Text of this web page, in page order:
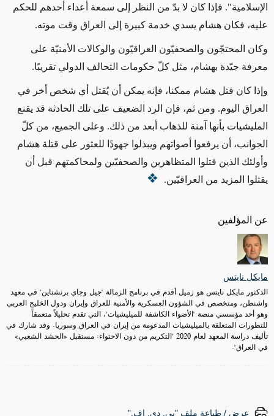
عن المؤلفين
مايكل نايتس
الدكتور مايكل نايتس هو زميل أقدم في برنامج الزمالة "جيل وجاي برنشتاين" في معهد
واشنطن، ومتخصص في الشؤون العسكرية والأمنية للعراق وإيران ودول الخليج العربي
وهو أحد مؤسسي منصة "الأضواء الكاشفة للميليشيات"، التي تقدم تحليلاً متعمقاً
للتطورات المتعلقة بالميليشيات المدعومة من إيران في العراق وسوريا. وقد شارك في
تأليف دراسة المعهد لعام 2020 "التكريم من دون الاحتواء: مستقبل «الحشد الشعبي»
في العراق".
الإسلامية". فإذا كان لا بدّ من النظر إلى سمعة أعداء أحدهم للحكم
عليه، فكان هشام يسدي خدمة كبيرة إلى العراق وقت موته.
وكان المحتجّون والصحفيّون العراقيّون والوكالات الأمنيّة على
معرفة جيّدة بهشام، مثل كلّ حكومات التحالف الدولي تقريبًا.
وإذا كان قتل هشام ممكنا، فإنه يمكن أن يُقتل أي شخص أخر في
العراق اليوم. ومن ثم، فإن الرد الضعيف على تلك الحادثة قد يقنع
المليشيات بأنها آمنة للذهاب أبعد من ذلك. وعلى الجميع، من كلّ
الجوانب، أن يرفعوا أصواتهم ويبذلوا جهودًا للعثور على قتلة هشام
وأولئك الذين قتلوا المتظاهرين والصحفيّين ولمحاكمتهم قبل أن
يقتلوا المزيد من العراقيّين.
عرض / طباعة ملف "پي. دي. إف."